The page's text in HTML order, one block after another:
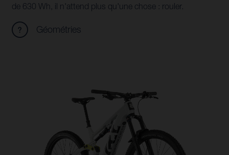
de 630 Wh, il n'attend plus qu'une chose : rouler.
Géométries